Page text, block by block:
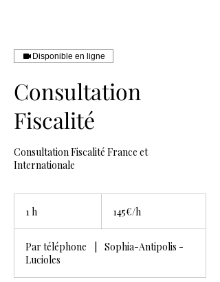
Disponible en ligne
Consultation
Fiscalité
Consultation Fiscalité France et
Internationale
1 h 145€/h
Par téléphone
Sophia-Antipolis -
Lucioles